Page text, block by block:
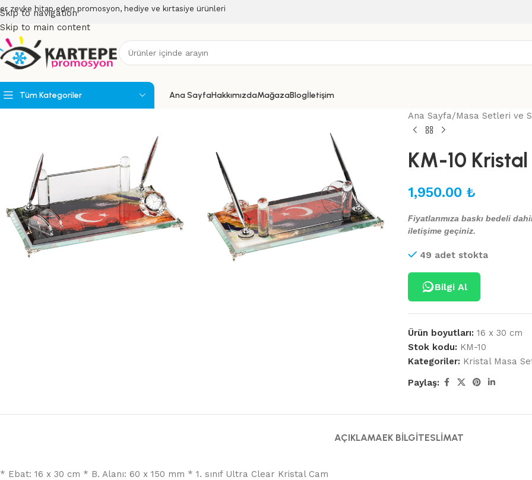
Skip to navigation
Skip to main content
zevke hitap eden promosyon, hediye ve kırtasiye ürünleri
Tüm Kategoriler
Powerbank Organizerler
USB Bellekler
Speakerlar
Teknoloji Ürünleri
Wireless Ürünler
Ana SayfaHakkımızdaMağazaBlogİletişim
Ana Sayfa Masa Setleri ve
KM-10
1,950.00 ₺
Fiyatlarımıza baskı bedeli
iletişime geçiniz.
49 adet stokta
Bilgi Al
Ürün boyutları: 16 x 30 cm
Stok kodu: KM-10
Kategoriler: Kristal Masa
Paylaş:
AÇIKLAMAEK BILGITESLIMAT
* Ebat: 16 x 30 cm * B. Alanı: 60 x 150 mm * 1. sınıf Ultra Clear Kristal Cam